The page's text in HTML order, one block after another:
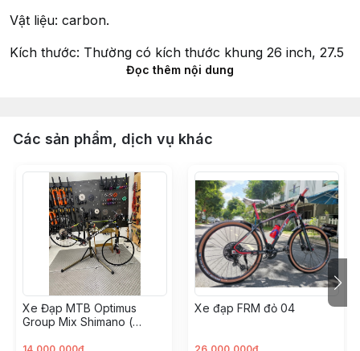
Vật liệu: carbon.
Kích thước: Thường có kích thước khung 26 inch, 27.5
Kích thướ c: Thườ ng là 26 inch, 27.5 inch ho
ệthống truyềnđộng:
: Shimano
Đọc thêm nội dung
Các sản phẩm, dịch vụ khác
Xe Đạp MTB Optimus
Group Mix Shimano (
Xe đạp FRM đỏ 04